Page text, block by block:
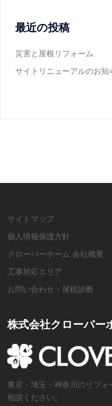
最近の投稿
災害と屋根リフォーム
サイトリニューアルのお知
サイトマップ
個人情報保護方針
クローバーホーム 会社概要
工事対応エリア
お問い合わせ・屋根診断
株式会社クローバー
東京・埼玉・神奈川のリフ
相談ください。